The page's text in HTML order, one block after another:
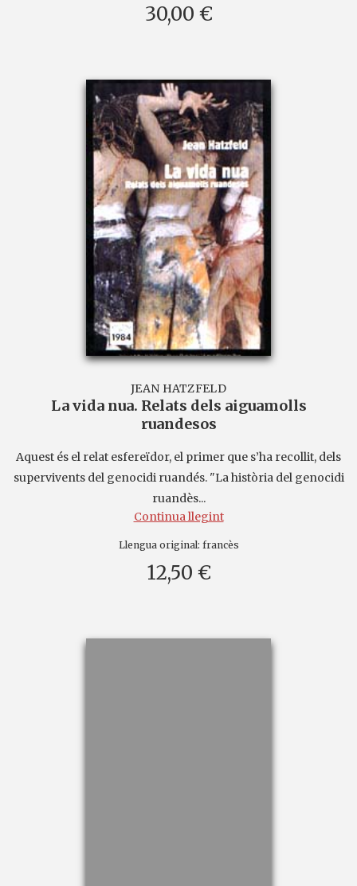
30,00 €
JEAN HATZFELD
La vida nua. Relats dels aiguamolls
ruandesos
Aquest és el relat esfereïdor, el primer que s’ha recollit, dels
supervivents del genocidi ruandés. "La història del genocidi
ruandès...
Continua llegint
Llengua original: francès
12,50 €